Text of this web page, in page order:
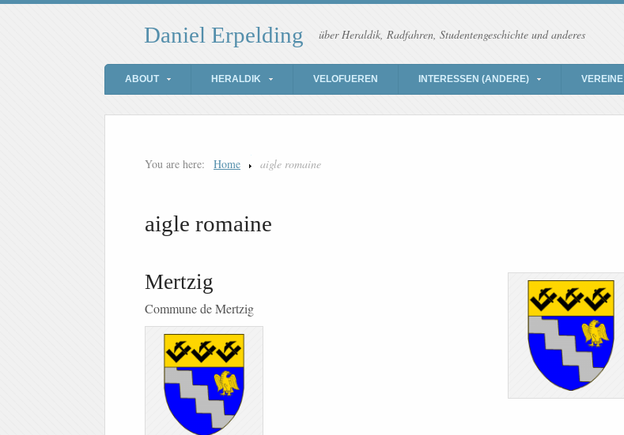
Daniel Erpelding über Heraldik, Radfahren, Studentengeschichte und anderes
ABOUT HERALDIK VELOFUEREN INTERESSEN (ANDERE) VEREINE
You are here: Home aigle romaine
aigle romaine
Mertzig
Commune de Mertzig